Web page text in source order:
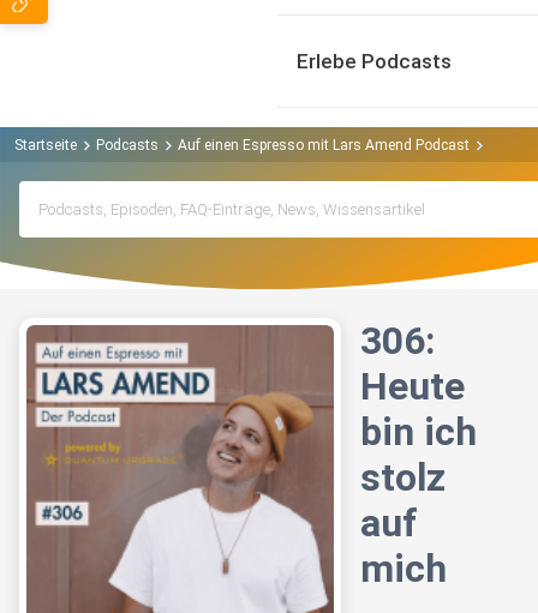
Erlebe Podcasts
Startseite Podcasts Auf einen Espresso mit Lars Amend Podcast
306:
Heute
bin ich
stolz
auf
mich